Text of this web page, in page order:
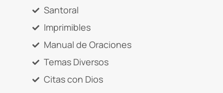
Santoral
Imprimibles
Manual de Oraciones
Temas Diversos
Citas con Dios